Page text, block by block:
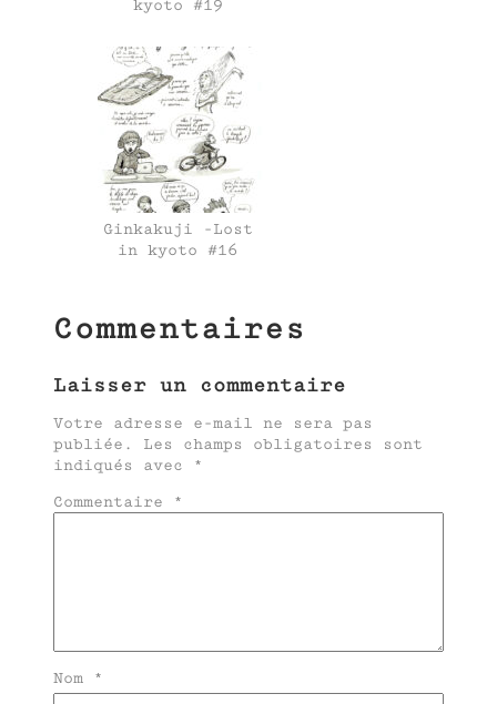
kyoto #19
Ginkakuji -Lost
in kyoto #16
Commentaires
Laisser un commentaire
Votre adresse e-mail ne sera pas
publiée.
Les champs obligatoires sont
indiqués avec
*
Commentaire
*
Nom *